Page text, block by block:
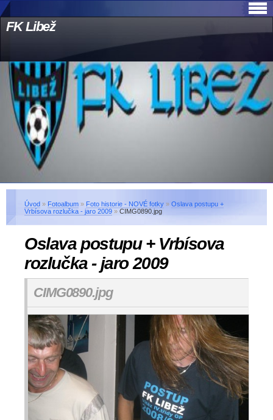
FK Libež
Úvod » Fotoalbum » Foto historie - NOVÉ fotky » Oslava postupu +
Vrbísova rozlučka - jaro 2009 » CIMG0890.jpg
Oslava postupu + Vrbísova
rozlučka - jaro 2009
CIMG0890.jpg